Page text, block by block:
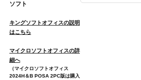
ソフト
キングソフトオフィスの説明
はこちら
マイクロソフトオフィスの詳
細へ
（マイクロソフトオフィス
2024H＆B POSA 2PC版は購入